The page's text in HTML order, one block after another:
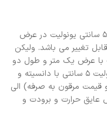
در قیمت ورق یونولیت با توجه به ضخامت 5 سانتی یونولیت در عرض
تغییر می باشد. ولیکن
با عرض یک متر و طول دو
متر تولید و تقدیم می گردد. قیمت ورق یونولیت 5 سانتی با دانسیته و
مرقون به صرفه) الی
عایق حرارت و برودت و